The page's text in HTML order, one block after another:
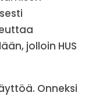
jolloin HUS
Onneksi